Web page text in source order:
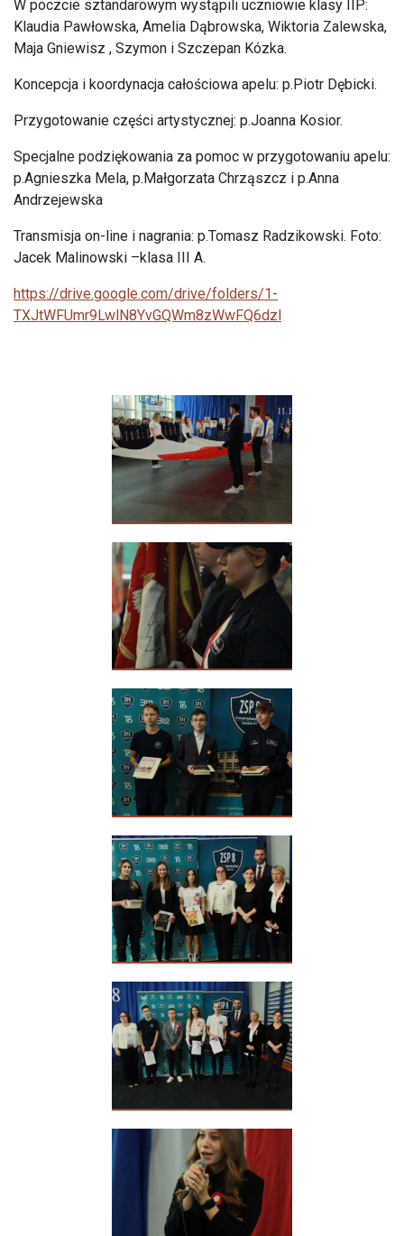
W poczcie sztandarowym wystąpili uczniowie klasy IIP:
Klaudia Pawłowska, Amelia Dąbrowska, Wiktoria Zalewska,
Maja Gniewisz , Szymon i Szczepan Kózka.
Koncepcja i koordynacja całościowa apelu: p.Piotr Dębicki.
Przygotowanie części artystycznej: p.Joanna Kosior.
Specjalne podziękowania za pomoc w przygotowaniu apelu:
p.Agnieszka Mela, p.Małgorzata Chrząszcz i p.Anna
Andrzejewska
Transmisja on-line i nagrania: p.Tomasz Radzikowski. Foto:
Jacek Malinowski –klasa III A.
https://drive.google.com/drive/folders/1-
TXJtWFUmr9LwlN8YvGQWm8zWwFQ6dzl